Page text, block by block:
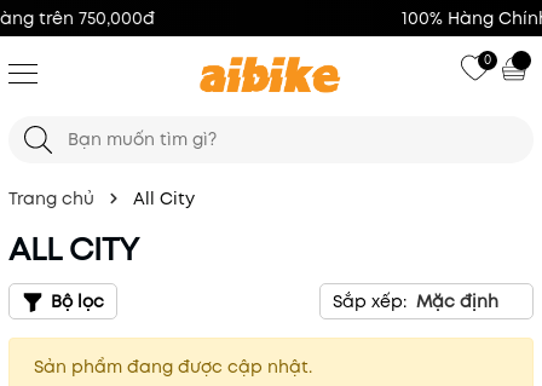
0
Trang chủ All City
ALL CITY
Bộ lọc Sắp xếp: Mặc định
Sản phẩm đang được cập nhật.